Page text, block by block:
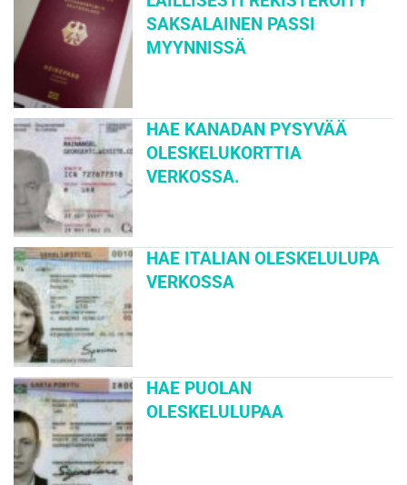
SAKSALAINEN PASSI
MYYNNISSÄ
HAE KANADAN PYSYVÄÄ
OLESKELUKORTTIA
VERKOSSA.
HAE ITALIAN OLESKELULUPA
VERKOSSA
HAE PUOLAN
OLESKELULUPAA